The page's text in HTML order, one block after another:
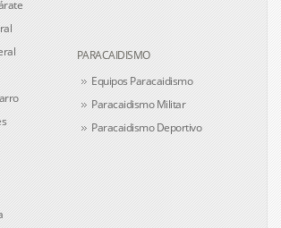
PARACAIDISMO
Equipos Paracaidismo
Paracaidismo Militar
Paracaidismo Deportivo